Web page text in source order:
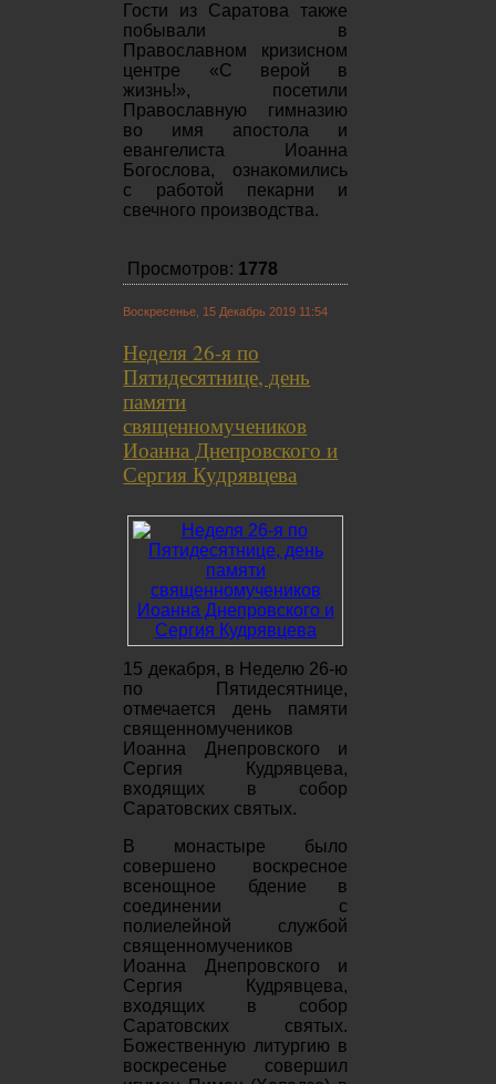
Гости из Саратова также
побывали в
Православном кризисном
центре «С верой в
жизнь!», посетили
Православную гимназию
во имя апостола и
евангелиста Иоанна
Богослова, ознакомились
с работой пекарни и
свечного производства.
Просмотров: 1778
Воскресенье, 15 Декабрь 2019 11:54
Неделя 26-я по
Пятидесятнице, день
памяти
священномучеников
Иоанна Днепровского и
Сергия Кудрявцева
15 декабря, в Неделю 26-ю
по Пятидесятнице,
отмечается день памяти
священномучеников
Иоанна Днепровского и
Сергия Кудрявцева,
входящих в собор
Саратовских святых.
В монастыре было
совершено воскресное
всенощное бдение в
соединении с
полиелейной службой
священномучеников
Иоанна Днепровского и
Сергия Кудрявцева,
входящих в собор
Саратовских святых.
Божественную литургию в
воскресенье совершил